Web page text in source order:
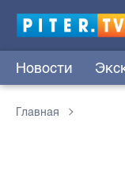
Новости
Главная